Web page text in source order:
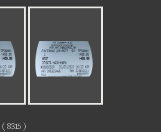
( 8315 )